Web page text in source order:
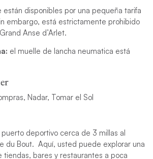
están disponibles por una pequeña tarifa
embargo, está estrictamente prohibido
Anse d’Arlet.
el muelle de lancha neumatica está
Nadar, Tomar el Sol
deportivo cerca de 3 millas al
du Bout. Aquí, usted puede explorar una
tiendas, bares y restaurantes a poca